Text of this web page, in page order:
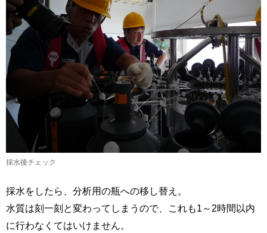
採水後チェック
採水をしたら、分析用の瓶への移し替え。
水質は刻一刻と変わってしまうので、これも1～2時間以内
に行わなくてはいけません。